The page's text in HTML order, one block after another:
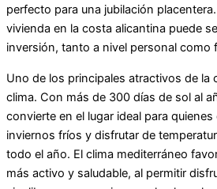
perfecto para una jubilación
vivienda en la costa alicantina puede
inversión, tanto a nivel personal como
Uno de los principales atractivos de la
clima. Con más de 300 días de sol al
convierte en el lugar ideal para
inviernos fríos y disfrutar de
todo el año. El clima mediterráneo
más activo y saludable, al permitir